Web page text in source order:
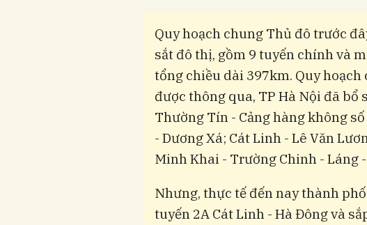
Quy hoạch chung Thủ đô trước
sắt đô thị, gồm 9 tuyến chính và
tổng chiều dài 397km. Quy
được thông qua, TP Hà Nội đã bổ
Thường Tín - Cảng hàng không
- Dương Xá; Cát Linh - Lê Văn
Minh Khai - Trường Chinh - Láng
Nhưng, thực tế đến nay thành
tuyến 2A Cát Linh - Hà Đông và